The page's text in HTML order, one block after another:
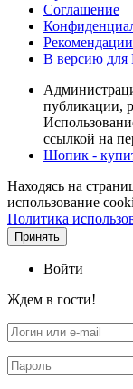
Соглашение
Рекомендации
В версию
публикации,
ссылкой на
Шопик -
Находясь на
использование
Политика
Принять
Войти
Ждем в гости!